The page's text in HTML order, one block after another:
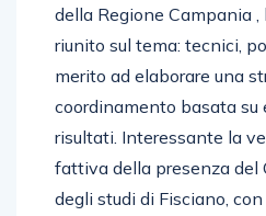
della Regione Campania
riunito sul tema: tecnici,
merito ad elaborare una
coordinamento basata su
risultati. Interessante la
fattiva della presenza del
degli studi di Fisciano,